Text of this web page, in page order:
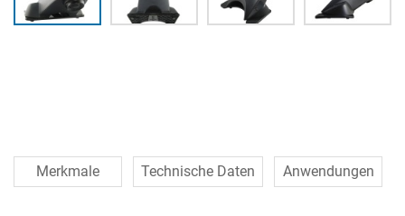
Merkmale Technische Daten Anwendungen